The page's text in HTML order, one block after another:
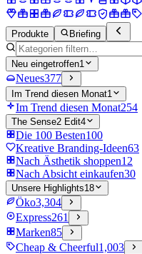
Produkte Briefing
Neu eingetroffen1
Neues377
Im Trend diesen Monat1
Im Trend diesen Monat254
The Sense2 Edit4
Die 100 Besten100
Kreative Branding-Ideen63
Nach Ästhetik shoppen12
Nach Absicht einkaufen30
Unsere Highlights18
Öko3,304
Express261
Marken85
Cheap & Cheerful1,003